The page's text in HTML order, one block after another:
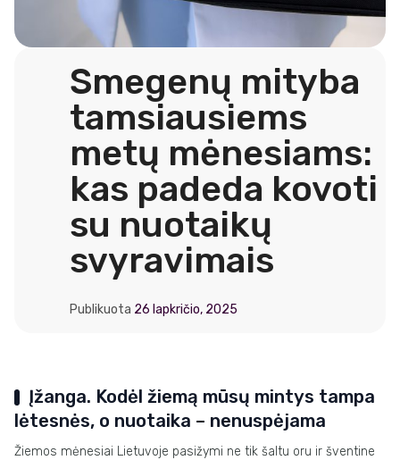
Smegenų mityba
tamsiausiems
metų mėnesiams:
kas padeda kovoti
su nuotaikų
svyravimais
Publikuota 26 lapkričio, 2025
Įžanga. Kodėl žiemą mūsų mintys tampa
lėtesnės, o nuotaika – nenuspėjama
Žiemos mėnesiai Lietuvoje pasižymi ne tik šaltu oru ir šventine